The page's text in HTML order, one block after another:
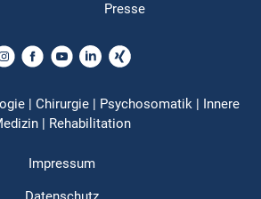
Presse
| Chirurgie | Psychosomatik | Innere
| Rehabilitation
Impressum